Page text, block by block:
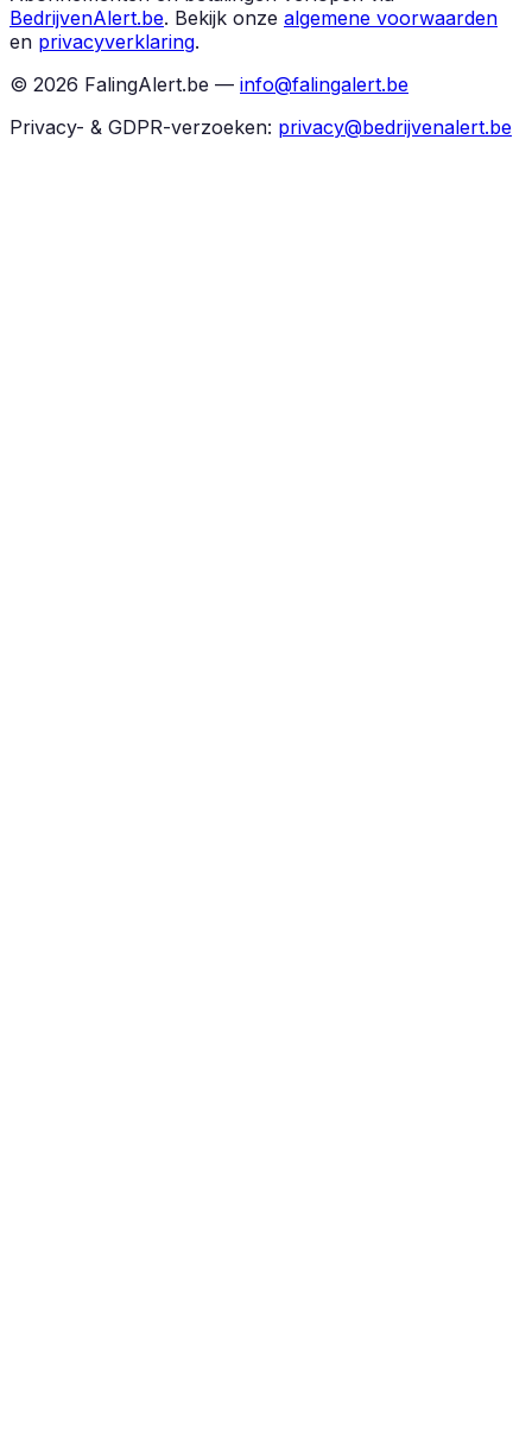
BedrijvenAlert.be. Bekijk onze algemene voorwaarden
en privacyverklaring.
© 2026 FalingAlert.be — info@falingalert.be
Privacy- & GDPR-verzoeken: privacy@bedrijvenalert.be